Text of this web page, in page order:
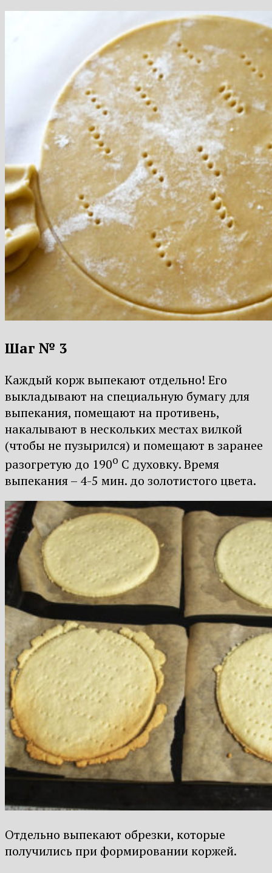
Шаг № 3
Каждый корж выпекают отдельно! Его
выкладывают на специальную бумагу для
выпекания, помещают на противень,
накалывают в нескольких местах вилкой
(чтобы не пузырился) и помещают в заранее
разогретую до 190о С духовку. Время
выпекания – 4-5 мин. до золотистого цвета.
Отдельно выпекают обрезки, которые
получились при формировании коржей.